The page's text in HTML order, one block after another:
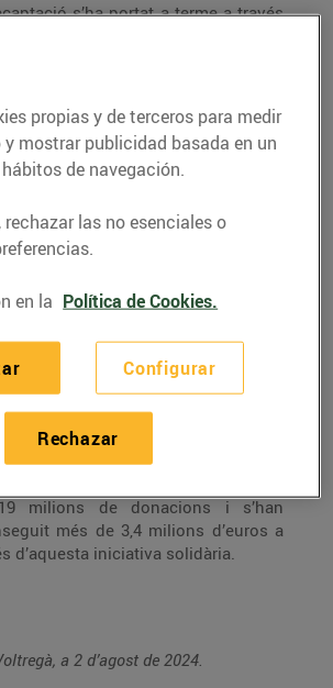
s’ha portat a terme a través
del Grup Bon Preu durant el
en total.
va destinat a la Fundació MAP,
a un projecte que ofereix
personalitzats per què els infants
del Ripollès puguin
d’activitats inclusives i a la
addicional per a les famílies.
a la Fundació Banc Recursos,
al projecte Pont Alimentari,
que fomenta la solidaritat i la
de les desigualtats socials
milions de donacions i s’han
més de 3,4 milions d’euros a
d’aquesta iniciativa solidària.
a 2 d’agost de 2024.
propias y de terceros para medir
y mostrar publicidad basada en un
de navegación.
rechazar las no esenciales o
en la Política de Cookies.
Configurar
Rechazar